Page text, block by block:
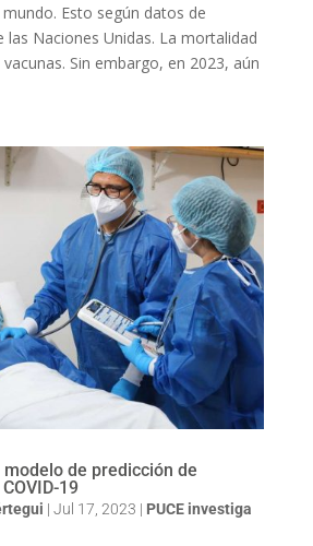
Esto según datos de
las Naciones Unidas. La mortalidad
Sin embargo, en 2023, aún
modelo de predicción de
19
| Jul 17, 2023 | PUCE investiga